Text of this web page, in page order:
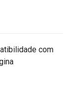
com